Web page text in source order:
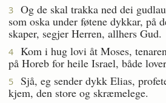
3
Og de skal trakka ned dei
som oska under føtene dykkar, på
skaper, segjer Herren, allhers Gud.
4
Kom i hug lovi åt Moses,
på Horeb for heile Israel, både
5
Sjå, eg sender dykk Elias,
kjem, den store og skræmelege.